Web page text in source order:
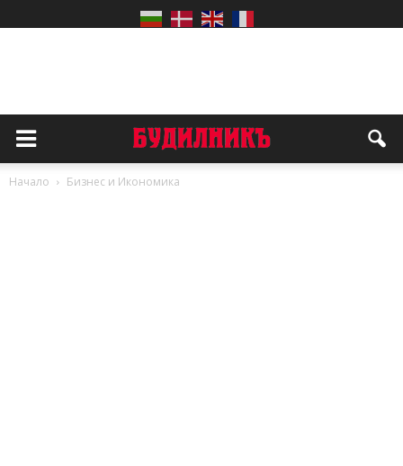
Начало Бизнес и Икономика